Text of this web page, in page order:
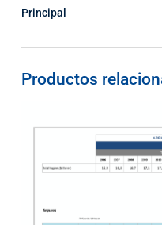
Principal
Productos